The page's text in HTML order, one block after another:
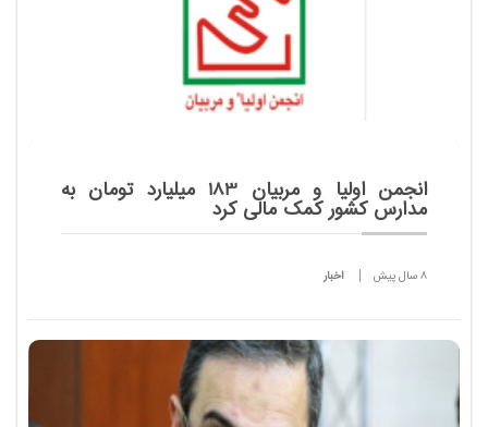
انجمن اولیا و مربیان 183 میلیارد تومان به
مدارس کشور کمک مالی کرد
8 سال پیش اخبار
ارائه کمک مالی 183میلیارد تومانی و کمکهای غیر نقدی
181میلیارد تومانی به مدارس کشور طی سال تحصیلی